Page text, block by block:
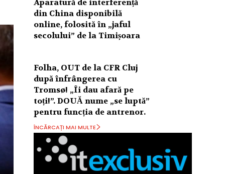
Aparatură de interferență
din China disponibilă
online, folosită în „jaful
secolului” de la Timișoara
Folha, OUT de la CFR Cluj
după înfrângerea cu
Tromsø! „Îi dau afară pe
toți!”. DOUĂ nume „se luptă”
pentru funcția de antrenor.
ÎNCĂRCAȚI MAI MULTE